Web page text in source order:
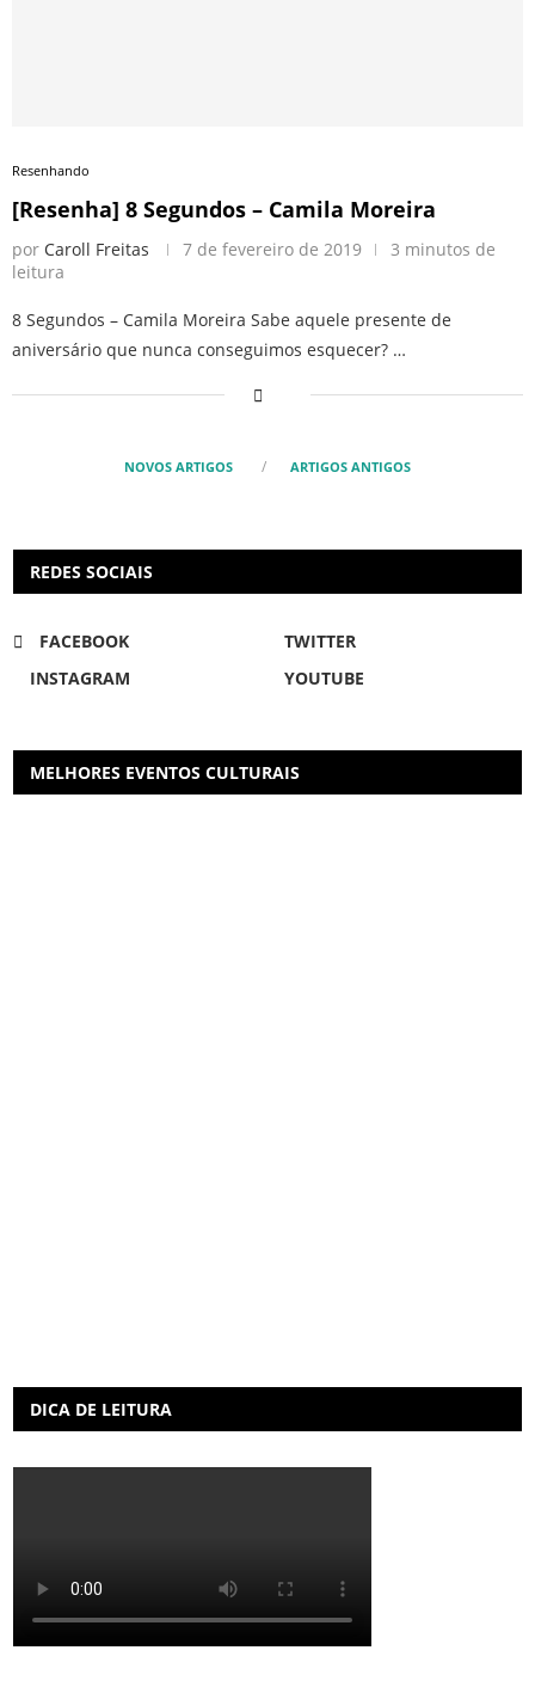
Resenhando
[Resenha] 8 Segundos – Camila Moreira
por Caroll Freitas 7 de fevereiro de 2019
3 minutos de
leitura
8 Segundos – Camila Moreira Sabe aquele presente de
aniversário que nunca conseguimos esquecer? …
NOVOS ARTIGOS ARTIGOS ANTIGOS
REDES SOCIAIS
FACEBOOK
TWITTER
INSTAGRAM
YOUTUBE
MELHORES EVENTOS CULTURAIS
DICA DE LEITURA